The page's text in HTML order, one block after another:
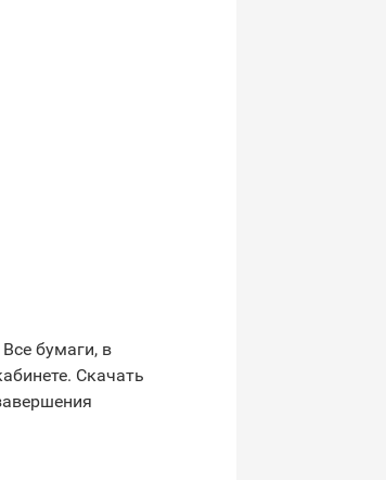
бумаги, в
Скачать